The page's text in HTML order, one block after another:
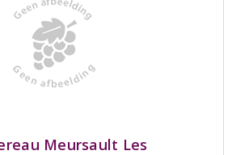
Meursault Les